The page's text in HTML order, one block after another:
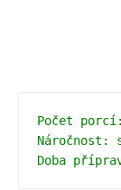
Počet
Náročnost: